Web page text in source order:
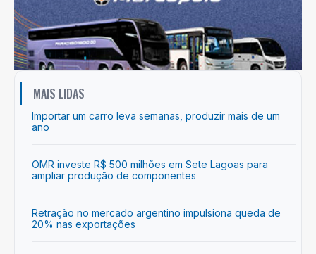
MAIS LIDAS
Importar um carro leva semanas, produzir mais de um
ano
OMR investe R$ 500 milhões em Sete Lagoas para
ampliar produção de componentes
Retração no mercado argentino impulsiona queda de
20% nas exportações